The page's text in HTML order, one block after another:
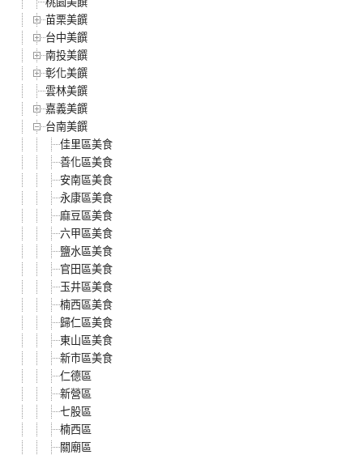
苗栗美饌
台中美饌
南投美饌
彰化美饌
雲林美饌
嘉義美饌
台南美饌
佳里區美食
善化區美食
安南區美食
永康區美食
麻豆區美食
六甲區美食
鹽水區美食
官田區美食
玉井區美食
楠西區美食
歸仁區美食
東山區美食
新市區美食
仁德區
新營區
七股區
楠西區
關廟區